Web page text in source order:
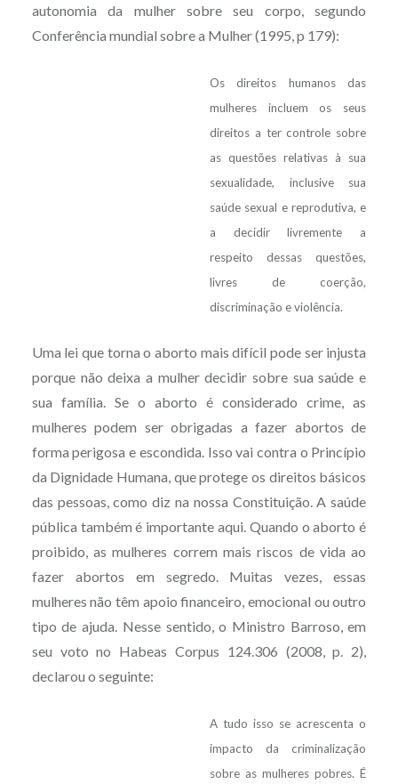
autonomia da mulher sobre seu corpo, segundo
Conferência mundial sobre a Mulher (1995, p 179):
Os direitos humanos das
mulheres incluem os seus
direitos a ter controle sobre
as questões relativas à sua
sexualidade, inclusive sua
saúde sexual e reprodutiva, e
a decidir livremente a
respeito dessas questões,
livres de coerção,
discriminação e violência.
Uma lei que torna o aborto mais difícil pode ser injusta
porque não deixa a mulher decidir sobre sua saúde e
sua família. Se o aborto é considerado crime, as
mulheres podem ser obrigadas a fazer abortos de
forma perigosa e escondida. Isso vai contra o Princípio
da Dignidade Humana, que protege os direitos básicos
das pessoas, como diz na nossa Constituição. A saúde
pública também é importante aqui. Quando o aborto é
proibido, as mulheres correm mais riscos de vida ao
fazer abortos em segredo. Muitas vezes, essas
mulheres não têm apoio financeiro, emocional ou outro
tipo de ajuda. Nesse sentido, o Ministro Barroso, em
seu voto no Habeas Corpus 124.306 (2008, p. 2),
declarou o seguinte:
A tudo isso se acrescenta o
impacto da criminalização
sobre as mulheres pobres. É